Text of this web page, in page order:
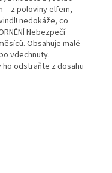
– z poloviny elfem,
nedokáže, co
Nebezpečí
Obsahuje malé
vdechnuty.
odstraňte z dosahu